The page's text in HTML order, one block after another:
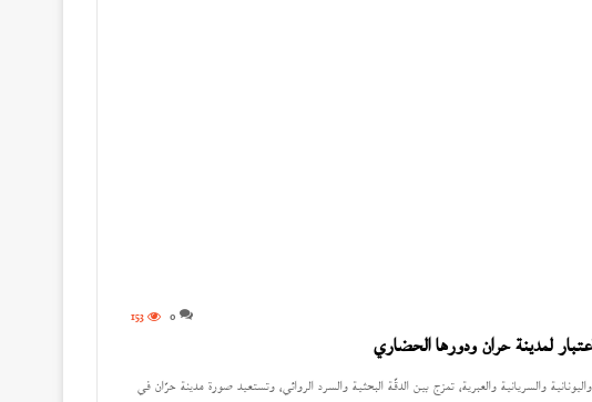
0
153
لمدينة حران ودورها الحضاري
والسريانية والعبرية، تمزج بين الدقّة البحثية والسرد الروائي، وتستعيد صورة مدينة حرّان في